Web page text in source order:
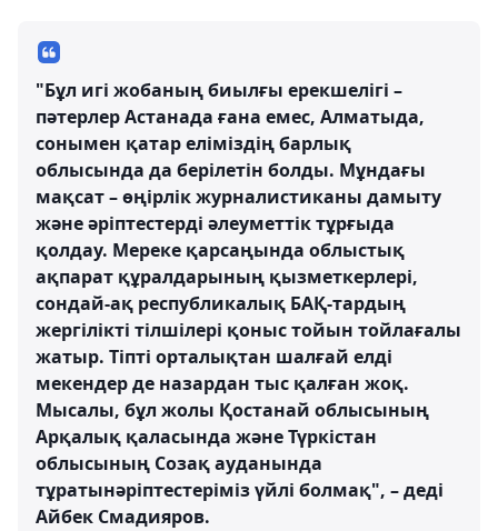
"Бұл игі жобаның биылғы ерекшелігі –
пәтерлер Астанада ғана емес, Алматыда,
сонымен қатар еліміздің барлық
облысында да берілетін болды. Мұндағы
мақсат – өңірлік журналистиканы дамыту
және әріптестерді әлеуметтік тұрғыда
қолдау. Мереке қарсаңында облыстық
ақпарат құралдарының қызметкерлері,
сондай-ақ республикалық БАҚ-тардың
жергілікті тілшілері қоныс тойын тойлағалы
жатыр. Тіпті орталықтан шалғай елді
мекендер де назардан тыс қалған жоқ.
Мысалы, бұл жолы Қостанай облысының
Арқалық қаласында және Түркістан
облысының Созақ ауданында
тұратынәріптестеріміз үйлі болмақ", – деді
Айбек Смадияров.